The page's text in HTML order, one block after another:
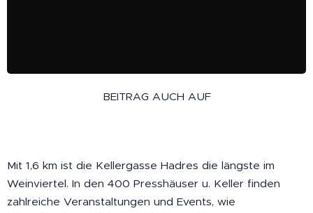
BEITRAG AUCH AUF
Mit 1,6 km ist die Kellergasse Hadres die längste im
Weinviertel. In den 400 Presshäuser u. Keller finden
zahlreiche Veranstaltungen und Events, wie